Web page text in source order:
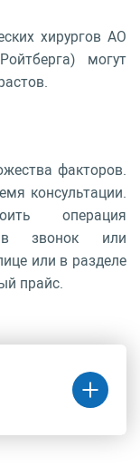
хирургов АО
могут
факторов.
консультации.
операция
звонок или
или в разделе
прайс.